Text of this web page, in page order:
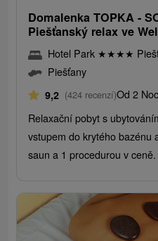
Domalenka TOPKA -
Piešťanský relax ve
Hotel Park ★★★★
Piešťany
9,2 (424 recenzí)Od 2
Relaxační pobyt s
vstupem do krytého bazénu
saun a 1 procedurou v ceně.